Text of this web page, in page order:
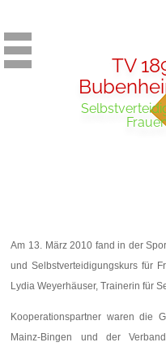
TV
Am 13. März 2010 fand in der
und Selbstverteidigungskurs für
Lydia Weyerhäuser, Trainerin für
Kooperationspartner waren die
Mainz-Bingen und der